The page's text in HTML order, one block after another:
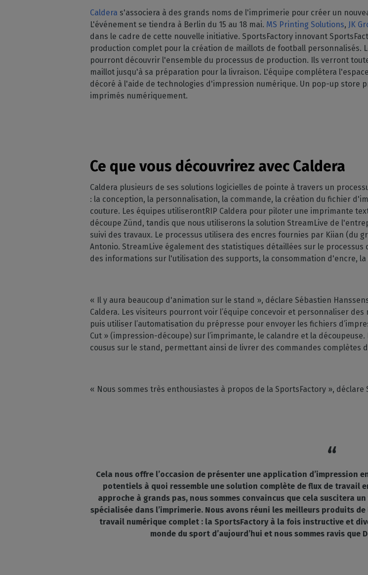
Modules CalderaRIP
Découvrez les modules
CalderaRIP et leurs nombreux
avantages
API REST
CalderaConnect
Votre solution d'API REST
Caldera Direct-to-
RIP pour l'impression DTG
CalderaDock
Gérez vos solutions Caldera
SOLUTIONS MATÉRIELLES
Ordinateurs DELL
Stations RIP pré-installées
Spectrophotomètres
Décoration intérieure
Impression multi-supports
Impression
industrielle
Gérez de grands volumes
Découpe
Gérez vos
Rationalisez
OS compatibles
Périphériques
supportés
Vérifiez la compatibilité de
vos machines
Caldera s'associera à des grands noms de l'imprimerie pour créer un
L'événement se tiendra à Berlin du 15 au 18 mai. MS Printing Solutions, JK
dans le cadre de cette nouvelle initiative. SportsFactory innovant
production complet pour la création de maillots de football personnalisés.
pourront découvrir l'ensemble du processus de production. Ils verront
maillot jusqu'à sa préparation pour la livraison. L'équipe complétera
décoré à l'aide de technologies d'impression numérique. Un pop-up store
imprimés numériquement.
Ce que vous découvrirez avec Caldera
Caldera plusieurs de ses solutions logicielles de pointe à travers un
: la conception, la personnalisation, la commande, la création du fichier
couture. Les équipes utiliserontRIP Caldera pour piloter une imprimante
découpe Zünd, tandis que nous utiliserons la solution StreamLive de
suivi des travaux. Le processus utilisera des encres fournies par Kiian (du
Antonio. StreamLive également des statistiques détaillées sur le
des informations sur l'utilisation des supports, la consommation d'encre,
« Il y aura beaucoup d'animation sur le stand », déclare Sébastien
Caldera. Les visiteurs pourront voir l’équipe concevoir et personnaliser des
puis utiliser l’automatisation du prépresse pour envoyer les fichiers
Cut » (impression-découpe) sur l’imprimante, le calandre et la
cousus sur le stand, permettant ainsi de livrer des commandes complètes
« Nous sommes très enthousiastes à propos de la SportsFactory », déclare
Cela nous offre l’occasion de présenter une application d’impression
potentiels à quoi ressemble une solution complète de flux de travail
approche à grands pas, nous sommes convaincus que cela suscitera
spécialisée dans l’imprimerie. Nous avons réuni les meilleurs produits
travail numérique complet : la SportsFactory à la fois instructive et
monde du sport d’aujourd’hui et nous sommes ravis